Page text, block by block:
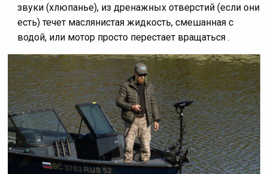
звуки (хлюпанье), из дренажных отверстий (если они
есть) течет маслянистая жидкость, смешанная с
водой, или мотор просто перестает вращаться .